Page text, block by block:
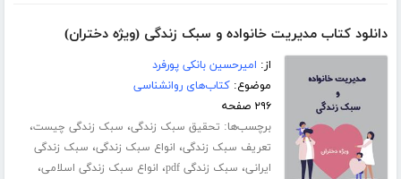
دانلود کتاب مدیریت خانواده و سبک زندگی (ویژه دختران)
از: امیرحسین بانکی پورفرد
موضوع:کتاب‌های روانشناسی
۲۹۶ صفحه
برچسب‌ها: تحقیق سبک زندگی، سبک زندگی چیست،
تعریف سبک زندگی، انواع سبک زندگی، سبک زندگی
ایرانی، سبک زندگی pdf ، انواع سبک زندگی اسلامی،